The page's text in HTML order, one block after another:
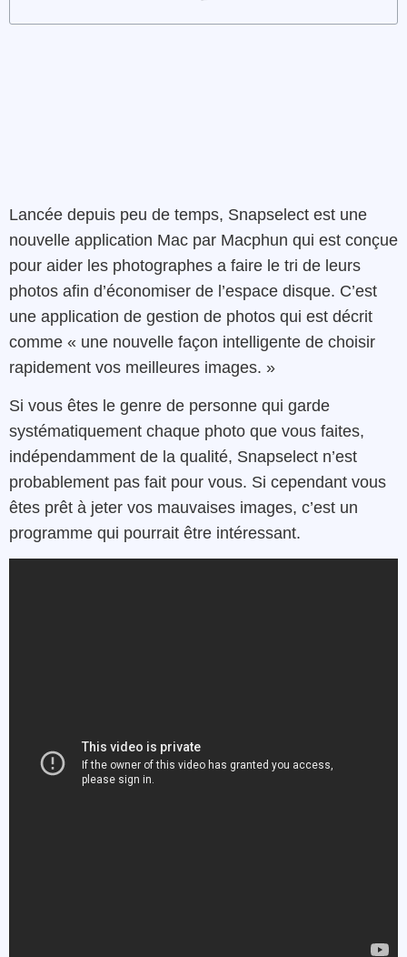
Lancée depuis peu de temps, Snapselect est une
nouvelle application Mac par Macphun qui est conçue
pour aider les photographes a faire le tri de leurs
photos afin d’économiser de l’espace disque. C’est
une application de gestion de photos qui est décrit
comme « une nouvelle façon intelligente de choisir
rapidement vos meilleures images. »
Si vous êtes le genre de personne qui garde
systématiquement chaque photo que vous faites,
indépendamment de la qualité, Snapselect n’est
probablement pas fait pour vous. Si cependant vous
êtes prêt à jeter vos mauvaises images, c’est un
programme qui pourrait être intéressant.